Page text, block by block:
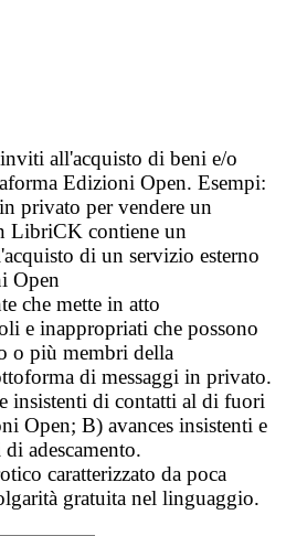
all'acquisto di beni e/o
Edizioni Open. Esempi:
privato per vendere un
LibriCK contiene un
di un servizio esterno
Open
che mette in atto
e inappropriati che possono
o più membri della
di messaggi in privato.
insistenti di contatti al di fuori
Open; B) avances insistenti e
adescamento.
caratterizzato da poca
gratuita nel linguaggio.